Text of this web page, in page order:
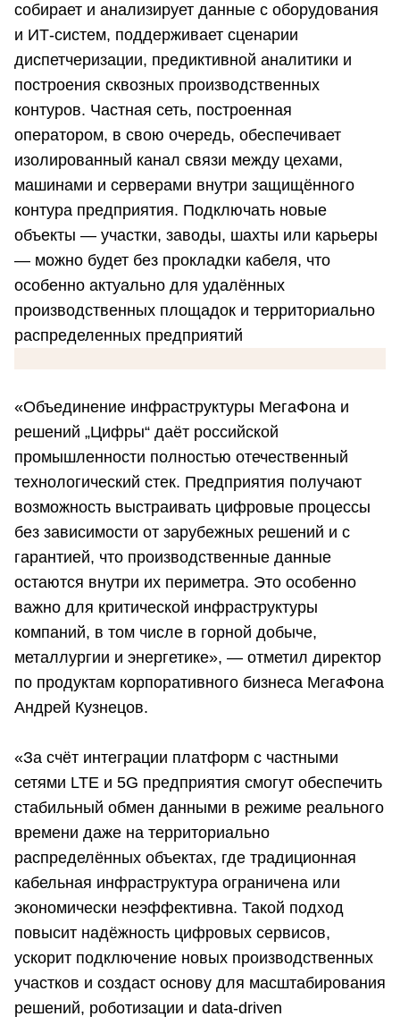
собирает и анализирует данные с оборудования
и ИТ-систем, поддерживает сценарии
диспетчеризации, предиктивной аналитики и
построения сквозных производственных
контуров. Частная сеть, построенная
оператором, в свою очередь, обеспечивает
изолированный канал связи между цехами,
машинами и серверами внутри защищённого
контура предприятия. Подключать новые
объекты — участки, заводы, шахты или карьеры
— можно будет без прокладки кабеля, что
особенно актуально для удалённых
производственных площадок и территориально
распределенных предприятий
«Объединение инфраструктуры МегаФона и
решений „Цифры“ даёт российской
промышленности полностью отечественный
технологический стек. Предприятия получают
возможность выстраивать цифровые процессы
без зависимости от зарубежных решений и с
гарантией, что производственные данные
остаются внутри их периметра. Это особенно
важно для критической инфраструктуры
компаний, в том числе в горной добыче,
металлургии и энергетике», — отметил директор
по продуктам корпоративного бизнеса МегаФона
Андрей Кузнецов.
«За счёт интеграции платформ с частными
сетями LTE и 5G предприятия смогут обеспечить
стабильный обмен данными в режиме реального
времени даже на территориально
распределённых объектах, где традиционная
кабельная инфраструктура ограничена или
экономически неэффективна. Такой подход
повысит надёжность цифровых сервисов,
ускорит подключение новых производственных
участков и создаст основу для масштабирования
решений, роботизации и data-driven